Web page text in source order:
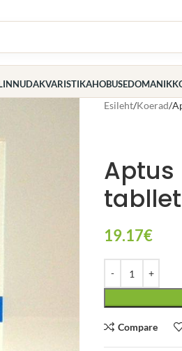
AKVARISTIKAHOBUSEDOMANIK
Esileht Koerad
Aptus
19.17€
Compare